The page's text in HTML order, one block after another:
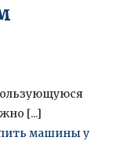
[...]
машины у